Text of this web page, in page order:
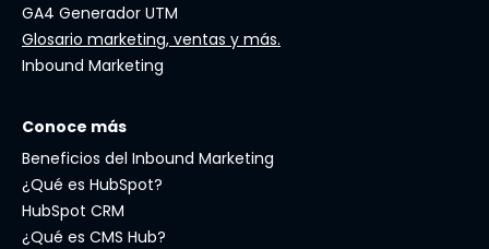
GA4 Generador UTM
Glosario marketing, ventas y más.
Inbound Marketing
Conoce más
Beneficios del Inbound Marketing
¿Qué es HubSpot?
HubSpot CRM
¿Qué es CMS Hub?